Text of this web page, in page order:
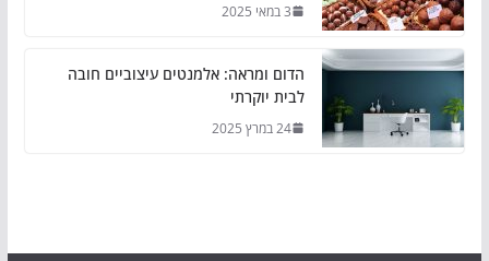
3 במאי 2025
הדום ומראה: אלמנטים עיצוביים חובה
לבית יוקרתי
24 במרץ 2025